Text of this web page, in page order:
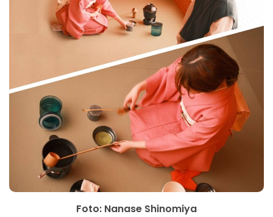
Foto: Nanase Shinomiya